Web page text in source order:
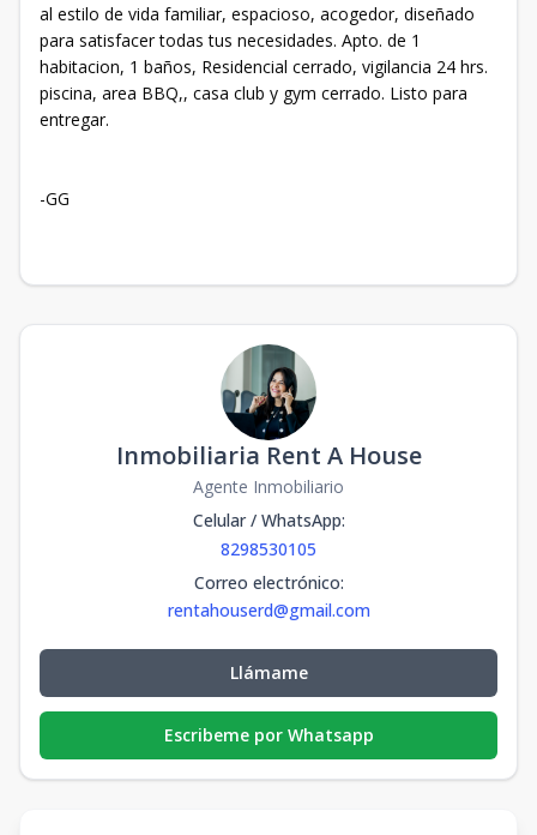
al estilo de vida familiar, espacioso, acogedor, diseñado
para satisfacer todas tus necesidades. Apto. de 1
habitacion, 1 baños, Residencial cerrado, vigilancia 24 hrs.
piscina, area BBQ,, casa club y gym cerrado. Listo para
entregar.
-GG
Inmobiliaria Rent A House
Agente Inmobiliario
Celular / WhatsApp:
8298530105
Correo electrónico:
rentahouserd@gmail.com
Llámame
Escribeme por Whatsapp